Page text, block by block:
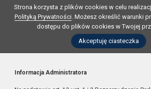
Strona korzysta z plików cookies w celu
Polityką Prywatności. Możesz określić warunki
dostępu do plików cookies w Twojej
Akceptuję ciasteczka
Informacja Administratora